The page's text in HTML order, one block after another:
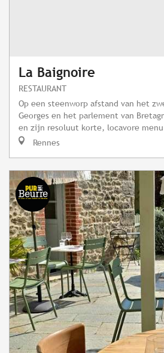
La Baignoire
RESTAURANT
Op een steenworp afstand van het
Georges en het parlement van
en zijn resoluut korte, locavore
Rennes